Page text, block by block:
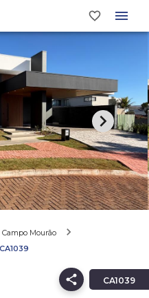
Campo Mourão
CA1039
CA1039